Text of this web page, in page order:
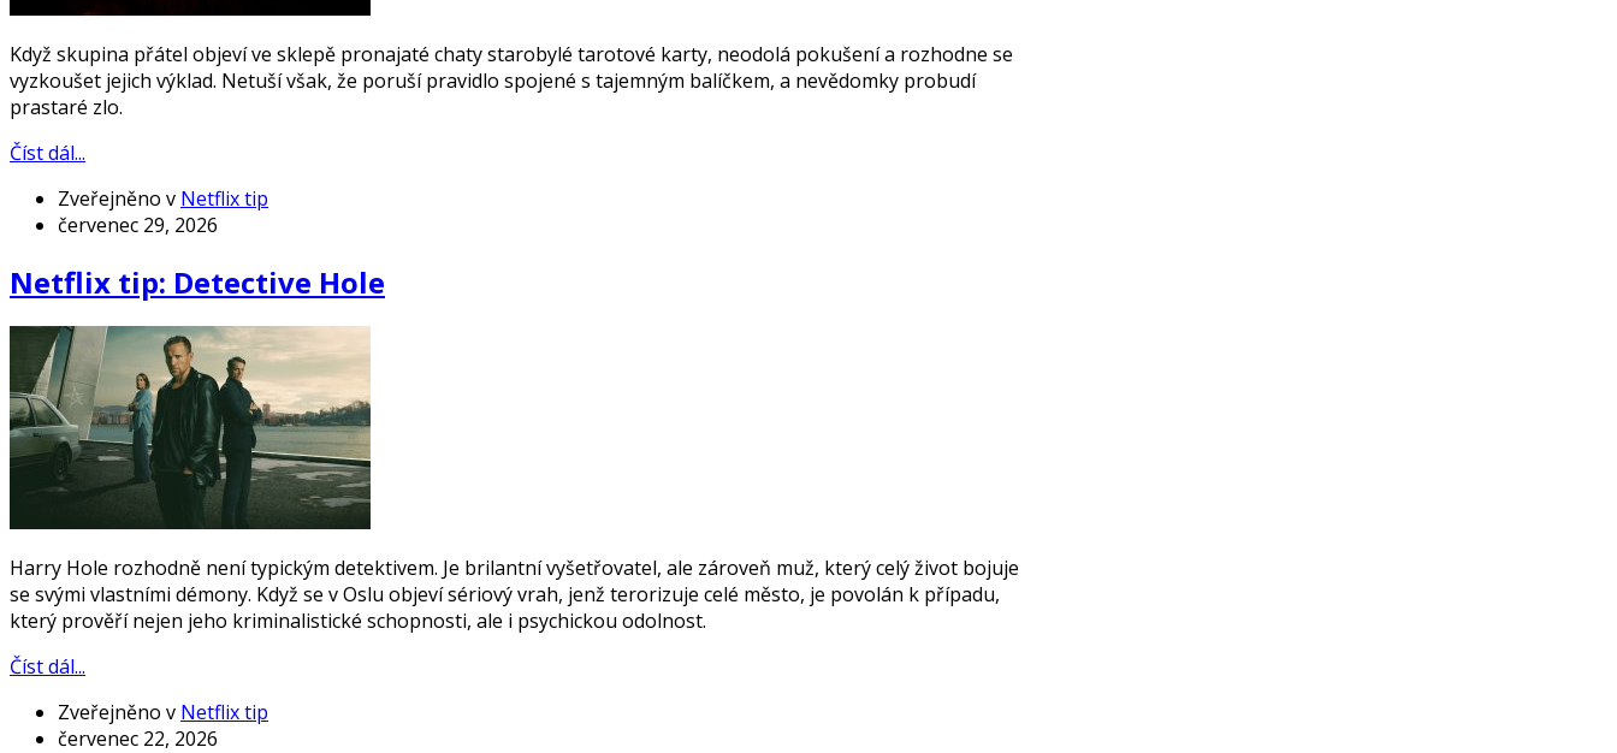
Když skupina přátel objeví ve sklepě pronajaté chaty starobylé tarotové karty, neodolá pokušení a rozhodne se
vyzkoušet jejich výklad. Netuší však, že poruší pravidlo spojené s tajemným balíčkem, a nevědomky probudí
prastaré zlo.
Číst dál...
Zveřejněno v Netflix tip
červenec 29, 2026
Netflix tip: Detective Hole
Harry Hole rozhodně není typickým detektivem. Je brilantní vyšetřovatel, ale zároveň muž, který celý život bojuje
se svými vlastními démony. Když se v Oslu objeví sériový vrah, jenž terorizuje celé město, je povolán k případu,
který prověří nejen jeho kriminalistické schopnosti, ale i psychickou odolnost.
Číst dál...
Zveřejněno v Netflix tip
červenec 22, 2026